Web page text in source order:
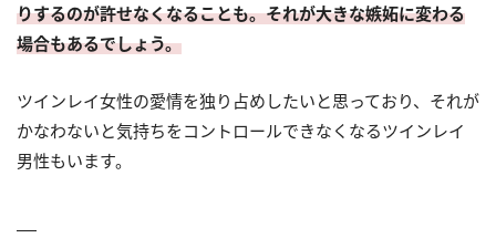
りするのが許せなくなることも。それが大きな嫉妬に変わる
場合もあるでしょう。
ツインレイ女性の愛情を独り占めしたいと思っており、それが
かなわないと気持ちをコントロールできなくなるツインレイ
男性もいます。